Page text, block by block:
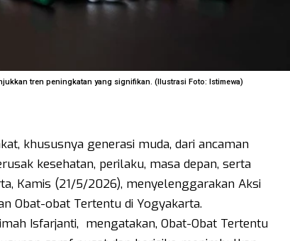
tren peningkatan yang signifikan. (Ilustrasi Foto: Istimewa)
khususnya generasi muda, dari ancaman
kesehatan, perilaku, masa depan, serta
Kamis (21/5/2026), menyelenggarakan Aksi
Obat-obat Tertentu di Yogyakarta.
Isfarjanti, mengatakan, Obat-Obat Tertentu